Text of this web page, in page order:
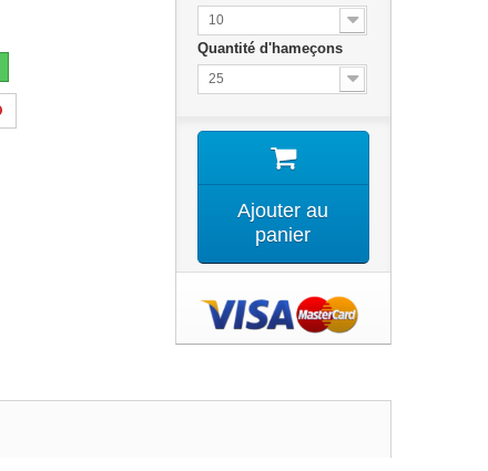
10
Quantité d'hameçons
25
Ajouter au
panier